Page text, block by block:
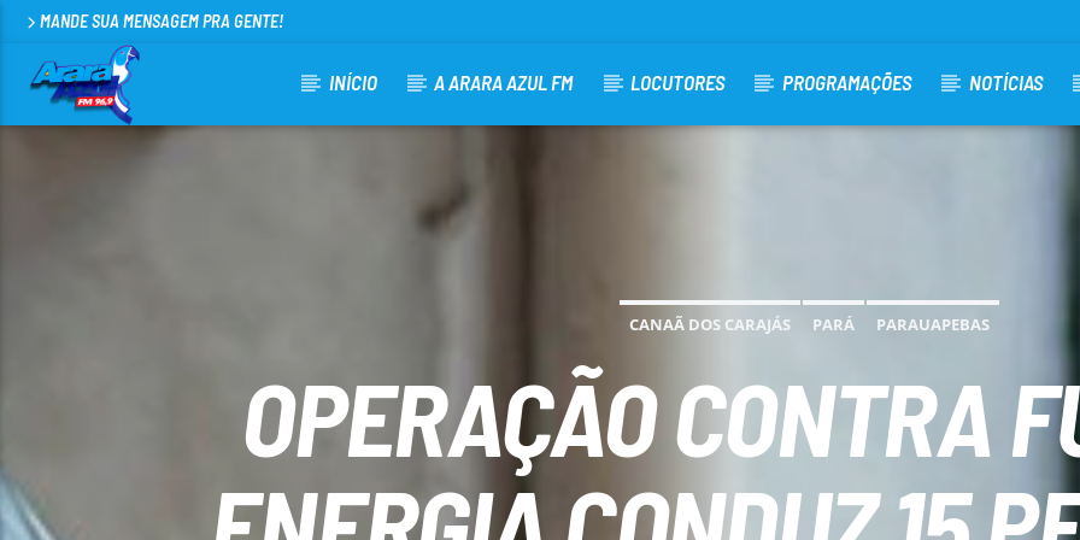
MANDE SUA MENSAGEM PRA GENTE!
INÍCIO A ARARA AZUL FM LOCUTORES PROGRAMAÇÕES NOTÍCIAS
CANAÃ DOS CARAJÁS PARÁ PARAUAPEBAS
OPERAÇÃO CONTRA